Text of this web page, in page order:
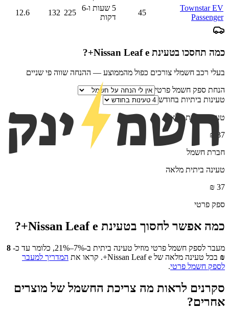
Townstar EV
Passenger
45
5 שעות ו-6
דקות
225
132
12.6
כמה תחסכו בטעינת Nissan Leaf e+
?
בעלי רכב חשמלי צורכים כפול מהממוצע — ההנחה שווה פי שניים
הנחת ספק חשמל פרטי
טעינות ביתיות בחודש
טעינה ביתית מלאה
37
₪
חברת חשמל
טעינה ביתית מלאה
37
₪
ספק פרטי
כמה אפשר לחסוך בטעינת Nissan Leaf e+
?
מעבר לספק חשמל פרטי מוזיל טעינה ביתית ב-7%–21%, כלומר עד כ-
8
₪ בכל טעינה מלאה של Nissan Leaf e+ . קראו את המדריך למעבר
לספק חשמל פרטי.
סקרנים לראות מה צריכת החשמל של מוצרים
אחרים?